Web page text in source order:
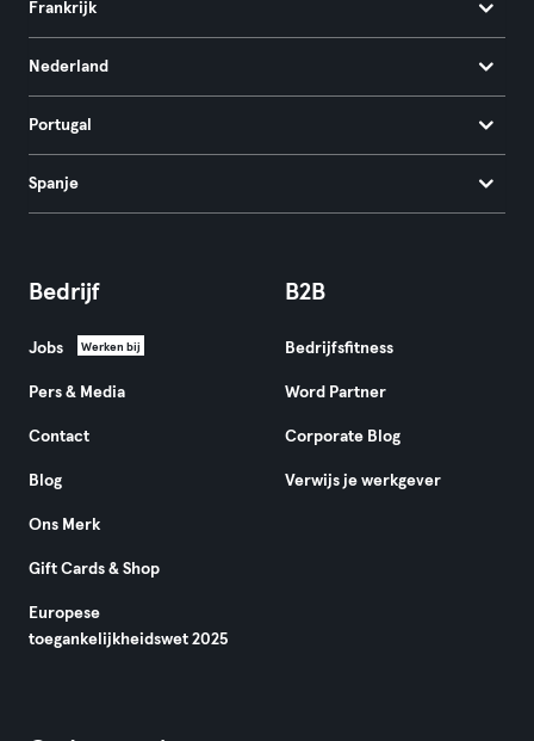
Frankrijk
Nederland
Portugal
Spanje
Bedrijf
Jobs Werken bij
Pers & Media
Contact
Blog
Ons Merk
Gift Cards & Shop
Europese
toegankelijkheidswet 2025
B2B
Bedrijfsfitness
Word Partner
Corporate Blog
Verwijs je werkgever